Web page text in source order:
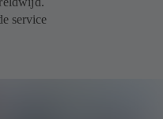
service